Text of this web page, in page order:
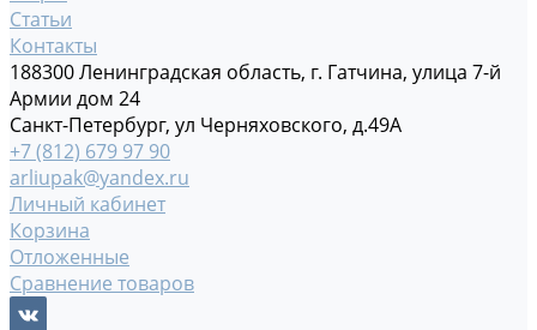
Статьи
Контакты
188300 Ленинградская область, г. Гатчина, улица 7-й
Армии дом 24
Санкт-Петербург, ул Черняховского, д.49А
+7 (812) 679 97 90
arliupak@yandex.ru
Личный кабинет
Корзина
Отложенные
Сравнение товаров